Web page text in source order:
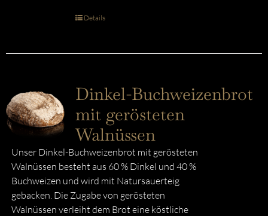
Details
Dinkel-Buchweizenbrot
mit gerösteten
Walnüssen
Unser Dinkel-Buchweizenbrot mit gerösteten
Walnüssen besteht aus 60 % Dinkel und 40 %
Buchweizen und wird mit Natursauerteig
gebacken. Die Zugabe von gerösteten
Walnüssen verleiht dem Brot eine köstliche